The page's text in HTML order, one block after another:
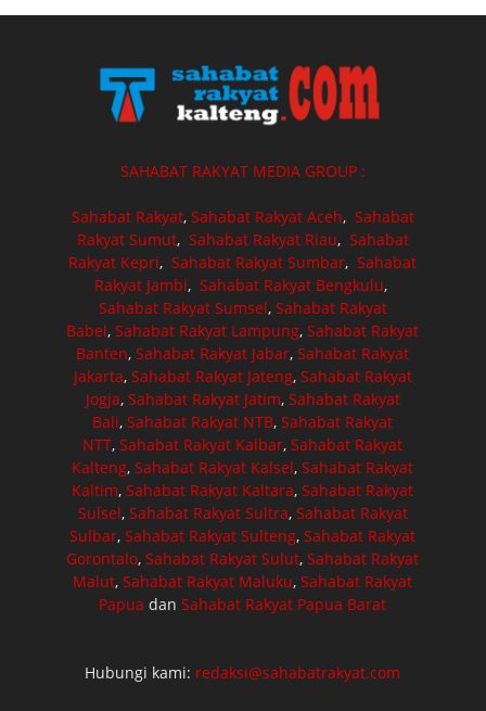
SAHABAT RAKYAT MEDIA GROUP :
Sahabat Rakyat, Sahabat Rakyat Aceh, Sahabat
Rakyat Sumut, Sahabat Rakyat Riau, Sahabat
Rakyat Kepri,Sahabat Rakyat Sumbar,Sahabat
Rakyat Jambi, Sahabat Rakyat Bengkulu,
Sahabat Rakyat Sumsel, Sahabat Rakyat
Babel,Sahabat Rakyat Lampung,Sahabat Rakyat
Banten,Sahabat Rakyat Jabar,Sahabat Rakyat
Jakarta, Sahabat Rakyat Jateng, Sahabat Rakyat
Jogja, Sahabat Rakyat Jatim, Sahabat Rakyat
Bali,Sahabat Rakyat NTB,Sahabat Rakyat
NTT,Sahabat Rakyat Kalbar,Sahabat Rakyat
Kalteng,Sahabat Rakyat Kalsel,Sahabat Rakyat
Kaltim,Sahabat Rakyat Kaltara,Sahabat Rakyat
Sulsel, Sahabat Rakyat Sultra, Sahabat Rakyat
Sulbar,Sahabat Rakyat Sulteng,Sahabat Rakyat
Gorontalo,Sahabat Rakyat Sulut,Sahabat Rakyat
Malut,Sahabat Rakyat Maluku,Sahabat Rakyat
Papua danSahabat Rakyat Papua Barat
Hubungi kami: redaksi@sahabatrakyat.com